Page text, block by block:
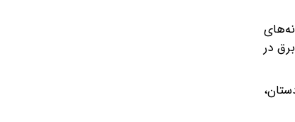
فعالیت سامانه‌های
در